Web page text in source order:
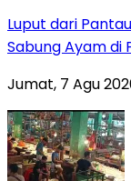
Luput dari
Sabung Ayam di
Jumat, 7 Agu